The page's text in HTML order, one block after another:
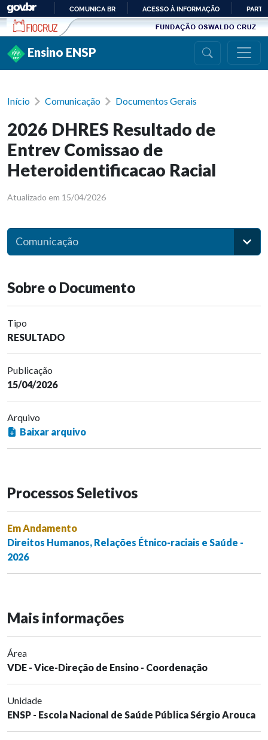
Ir para conteúdo
PARA
COMUNICA BR ACESSO À INFORMAÇÃO
Ensino ENSP
Início Comunicação Documentos Gerais
2026 DHRES Resultado de
Entrev Comissao de
Heteroidentificacao Racial
Atualizado em 15/04/2026
Comunicação
Sobre o Documento
Tipo
RESULTADO
Publicação
15/04/2026
Arquivo
Baixar arquivo
Processos Seletivos
Em Andamento
Direitos Humanos, Relações Étnico-raciais e Saúde -
2026
Mais informações
Área
VDE - Vice-Direção de Ensino - Coordenação
Unidade
ENSP - Escola Nacional de Saúde Pública Sérgio Arouca